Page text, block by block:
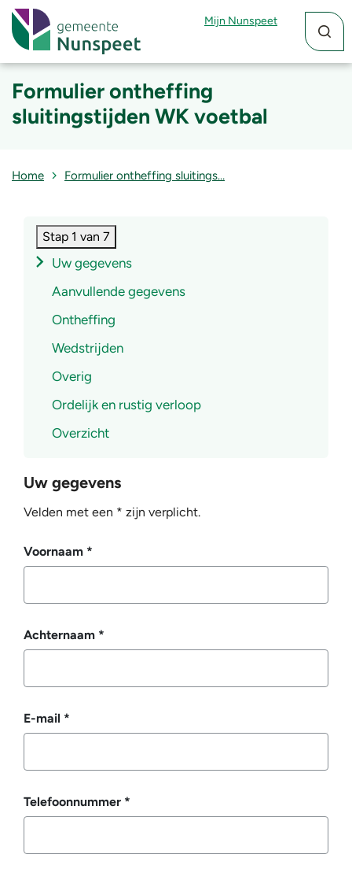
Mijn Nunspeet
Formulier ontheffing
sluitingstijden WK voetbal
Home Formulier ontheffing sluitings…
Uw gegevens
Velden met een * zijn verplicht.
Voornaam *
Achternaam *
E-mail *
Telefoonnummer *
Stap 1 van 7
Uw gegevens
Aanvullende gegevens
Ontheffing
Wedstrijden
Overig
Ordelijk en rustig verloop
Overzicht